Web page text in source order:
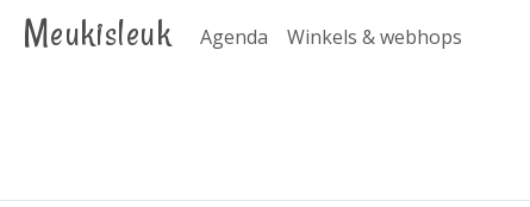
Meukisleuk Agenda Winkels & webhops